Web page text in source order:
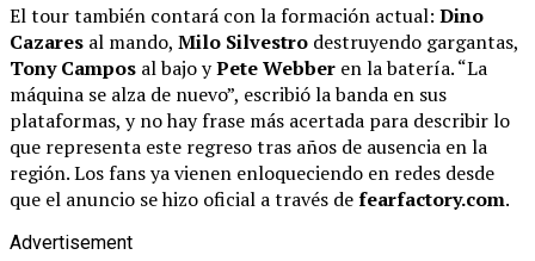
El tour también contará con la formación actual: Dino
Cazares al mando, Milo Silvestro destruyendo gargantas,
Tony Campos al bajo yPete Webber en la batería. “La
máquina se alza de nuevo”, escribió la banda en sus
plataformas, y no hay frase más acertada para describir lo
que representa este regreso tras años de ausencia en la
región. Los fans ya vienen enloqueciendo en redes desde
que el anuncio se hizo oficial a través defearfactory.com.
Advertisement